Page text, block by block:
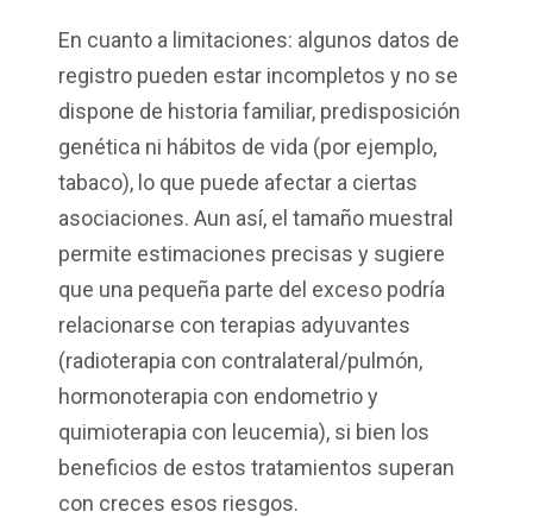
En cuanto a limitaciones: algunos datos de
registro pueden estar incompletos y no se
dispone de historia familiar, predisposición
genética ni hábitos de vida (por ejemplo,
tabaco), lo que puede afectar a ciertas
asociaciones. Aun así, el tamaño muestral
permite estimaciones precisas y sugiere
que una pequeña parte del exceso podría
relacionarse con terapias adyuvantes
(radioterapia con contralateral/pulmón,
hormonoterapia con endometrio y
quimioterapia con leucemia), si bien los
beneficios de estos tratamientos superan
con creces esos riesgos.